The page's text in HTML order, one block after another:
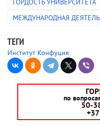
ГОРДОСТЬ УНИВЕРСИТЕТА
МЕЖДУНАРОДНАЯ
ТЕГИ
Институт Конфуция
по
50-